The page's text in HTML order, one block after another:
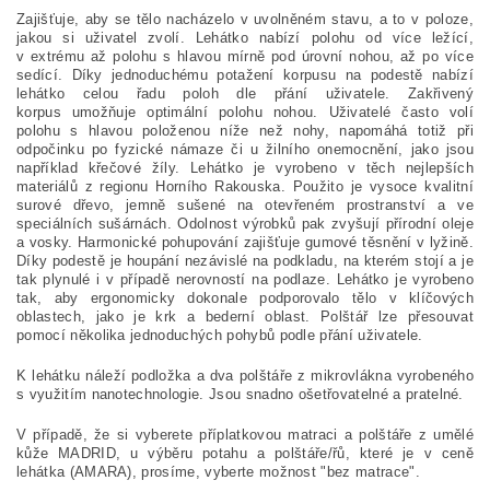
Zajišťuje, aby se tělo nacházelo v uvolněném stavu, a to v poloze,
jakou si uživatel zvolí. Lehátko nabízí polohu od více ležící,
v extrému až polohu s hlavou mírně pod úrovní nohou, až po více
sedící. Díky jednoduchému potažení korpusu na podestě nabízí
lehátko celou řadu poloh dle přání uživatele. Zakřivený
korpus umožňuje optimální polohu nohou. Uživatelé často volí
polohu s hlavou položenou níže než nohy, napomáhá totiž při
odpočinku po fyzické námaze či u žilního onemocnění, jako jsou
například křečové žíly. Lehátko je vyrobeno v těch nejlepších
materiálů z regionu Horního Rakouska. Použito je vysoce kvalitní
surové dřevo, jemně sušené na otevřeném prostranství a ve
speciálních sušárnách. Odolnost výrobků pak zvyšují přírodní oleje
a vosky. Harmonické pohupování zajišťuje gumové těsnění v lyžině.
Díky podestě je houpání nezávislé na podkladu, na kterém stojí a je
tak plynulé i v případě nerovností na podlaze. Lehátko je vyrobeno
tak, aby ergonomicky dokonale podporovalo tělo v klíčových
oblastech, jako je krk a bederní oblast. Polštář lze přesouvat
pomocí několika jednoduchých pohybů podle přání uživatele.
K lehátku náleží podložka a dva polštáře z mikrovlákna vyrobeného
s využitím nanotechnologie. Jsou snadno ošetřovatelné a pratelné.
V případě, že si vyberete příplatkovou matraci a polštáře z umělé
kůže MADRID, u výběru potahu a polštáře/řů, které je v ceně
lehátka (AMARA), prosíme, vyberte možnost "bez matrace".